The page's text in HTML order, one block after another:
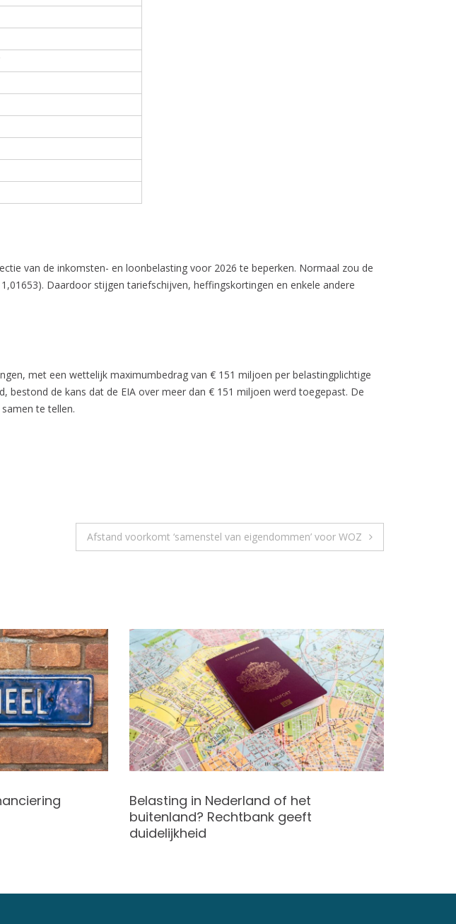
van de inkomsten- en loonbelasting voor 2026 te beperken. Normaal zou de
Daardoor stijgen tariefschijven, heffingskortingen en enkele andere
met een wettelijk maximumbedrag van € 151 miljoen per belastingplichtige
bestond de kans dat de EIA over meer dan € 151 miljoen werd toegepast. De
te tellen.
Afstand voorkomt ‘samenstel van eigendommen’ voor WOZ
Belasting in Nederland of het
buitenland? Rechtbank geeft
duidelijkheid